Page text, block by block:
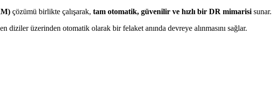
çözümü birlikte çalışarak, tam otomatik, güvenilir ve hızlı bir DR mimarisi sunar.
diziler üzerinden otomatik olarak bir felaket anında devreye alınmasını sağlar.